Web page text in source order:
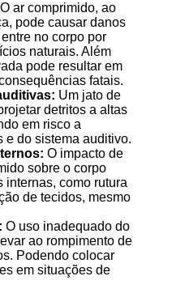
O ar comprimido, ao
pode causar danos
no corpo por
naturais. Além
pode resultar em
fatais.
Um jato de
detritos a altas
em risco a
e do sistema auditivo.
O impacto de
sobre o corpo
internas, como rutura
de tecidos, mesmo
O uso inadequado do
ao rompimento de
Podendo colocar
em situações de